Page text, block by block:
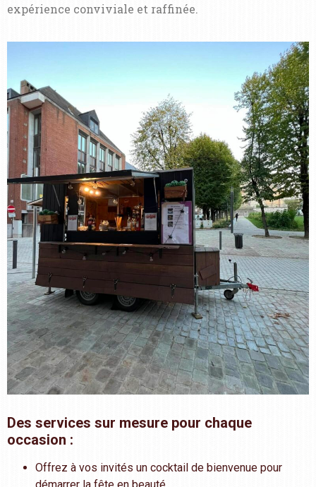
expérience conviviale et raffinée.
Des services sur mesure pour chaque
occasion :
Offrez à vos invités un cocktail de bienvenue pour